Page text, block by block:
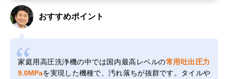
おすすめポイント
家庭用高圧洗浄機の中では国内最高レベルの常用吐出圧力
9.0MPaを実現した機種で、汚れ落ちが抜群です。タイルや